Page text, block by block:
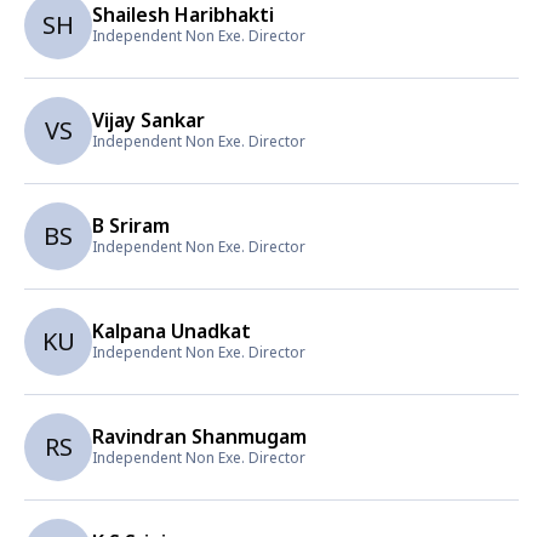
SH Shailesh Haribhakti
Independent Non Exe. Director
VS Vijay Sankar
Independent Non Exe. Director
BS B Sriram
Independent Non Exe. Director
KU Kalpana Unadkat
Independent Non Exe. Director
RS Ravindran Shanmugam
Independent Non Exe. Director